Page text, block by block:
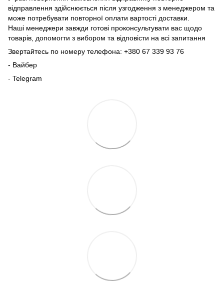
відправлення здійснюється після узгодження з менеджером та
може потребувати повторної оплати вартості доставки.
Наші менеджери завжди готові проконсультувати вас щодо
товарів, допомогти з вибором та відповісти на всі запитання
Звертайтесь по номеру телефона: +380 67 339 93 76
- Вайбер
- Telegram